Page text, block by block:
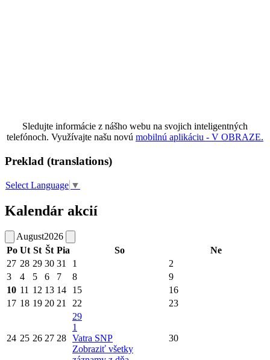
Sledujte informácie z nášho webu na svojich inteligentných
telefónoch. Využívajte našu novú mobilnú aplikáciu - V OBRAZE.
Preklad (translations)
Select Language ▼
Kalendár akcií
August2026
Po Ut St Št Pia So
Ne
27 28 29 30 31 1
2
3
4 5 6 7 8
9
10 11 12 13 14 15
16
17 18 19 20 21 22 23
24 25 26 27 28
29
1
Vatra SNP
Zobraziť všetky
30